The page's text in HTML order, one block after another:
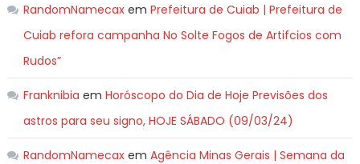
RandomNamecaxem Prefeitura de Cuiab | Prefeitura de
Cuiab refora campanha No Solte Fogos de Artifcios com
Rudos”
Franknibia em Horóscopo do Dia de Hoje Previsões dos
astros para seu signo, HOJE SÁBADO (09/03/24)
RandomNamecaxem Agência Minas Gerais | Semana da